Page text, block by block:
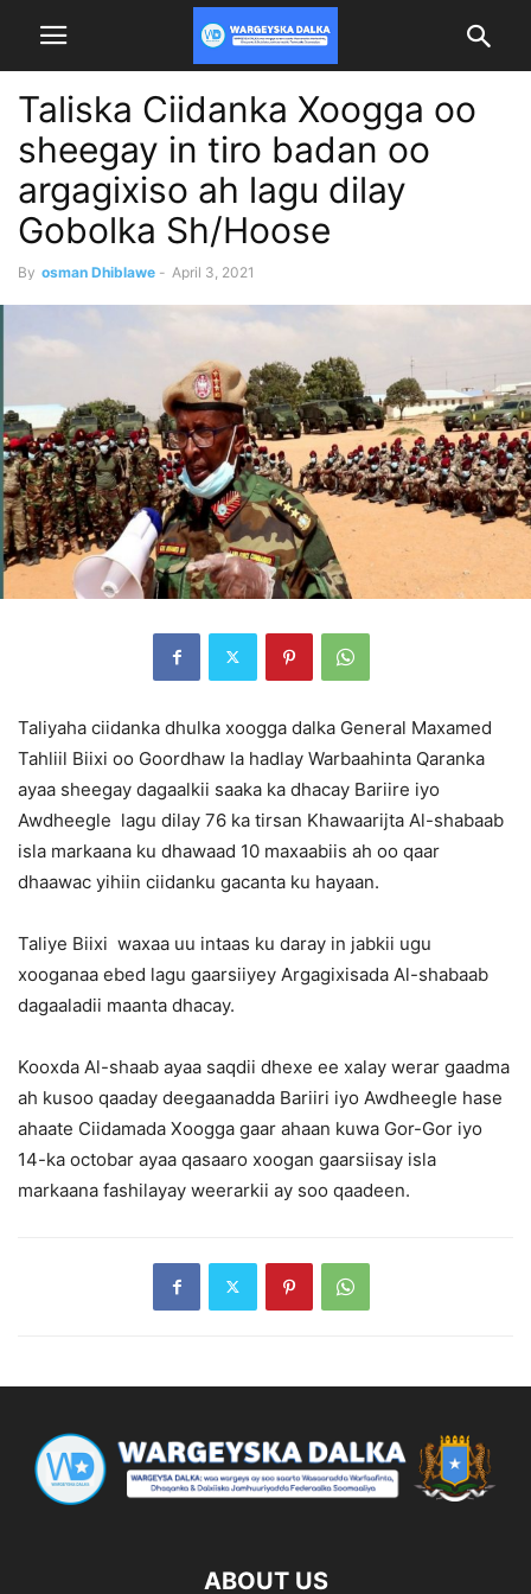
Taliska Ciidanka Xoogga oo
sheegay in tiro badan oo
argagixiso ah lagu dilay
Gobolka Sh/Hoose
By osman Dhiblawe - April 3, 2021
Taliyaha ciidanka dhulka xoogga dalka General Maxamed
Tahliil Biixi oo Goordhaw la hadlay Warbaahinta Qaranka
ayaa sheegay dagaalkii saaka ka dhacay Bariire iyo
Awdheegle lagu dilay 76 ka tirsan Khawaarijta Al-shabaab
isla markaana ku dhawaad 10 maxaabiis ah oo qaar
dhaawac yihiin ciidanku gacanta ku hayaan.
Taliye Biixi waxaa uu intaas ku daray in jabkii ugu
xooganaa ebed lagu gaarsiiyey Argagixisada Al-shabaab
dagaaladii maanta dhacay.
Kooxda Al-shaab ayaa saqdii dhexe ee xalay werar gaadma
ah kusoo qaaday deegaanadda Bariiri iyo Awdheegle hase
ahaate Ciidamada Xoogga gaar ahaan kuwa Gor-Gor iyo
14-ka octobar ayaa qasaaro xoogan gaarsiisay isla
markaana fashilayay weerarkii ay soo qaadeen.
ABOUT US